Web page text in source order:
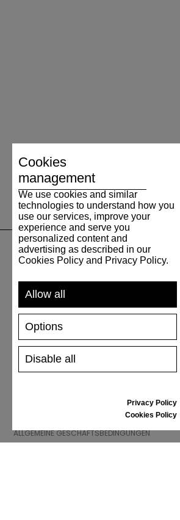
VERSAND UND ZAHLUNG
RÜCKSENDUNG
GRÖSSENTABELLE
SCHUHPFLEGE
GESCHENKGUTSCHEIN
REZENSIONEN
ALLGEMEINE GESCHÄFTSBEDINGUNGEN
Cookies
management
We use cookies and similar
technologies to understand how you
use our services, improve your
experience and serve you
personalized content and
advertising as described in our
Cookies Policy and Privacy Policy.
Allow all
Disable all
Options
Privacy Policy
Cookies Policy